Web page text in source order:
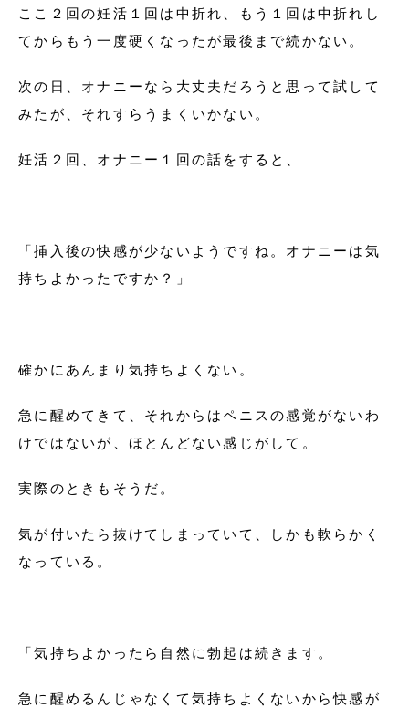
ここ２回の妊活１回は中折れ、もう１回は中折れし
てからもう一度硬くなったが最後まで続かない。
次の日、オナニーなら大丈夫だろうと思って試して
みたが、それすらうまくいかない。
妊活２回、オナニー１回の話をすると、
「挿入後の快感が少ないようですね。オナニーは気
持ちよかったですか？」
確かにあんまり気持ちよくない。
急に醒めてきて、それからはペニスの感覚がないわ
けではないが、ほとんどない感じがして。
実際のときもそうだ。
気が付いたら抜けてしまっていて、しかも軟らかく
なっている。
「気持ちよかったら自然に勃起は続きます。
急に醒めるんじゃなくて気持ちよくないから快感が